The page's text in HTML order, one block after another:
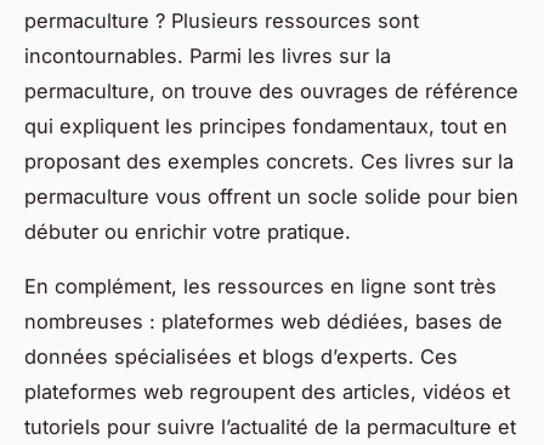
permaculture ? Plusieurs ressources sont
incontournables. Parmi les livres sur la
permaculture, on trouve des ouvrages de référence
qui expliquent les principes fondamentaux, tout en
proposant des exemples concrets. Ces livres sur la
permaculture vous offrent un socle solide pour bien
débuter ou enrichir votre pratique.
En complément, les ressources en ligne sont très
nombreuses : plateformes web dédiées, bases de
données spécialisées et blogs d’experts. Ces
plateformes web regroupent des articles, vidéos et
tutoriels pour suivre l’actualité de la permaculture et